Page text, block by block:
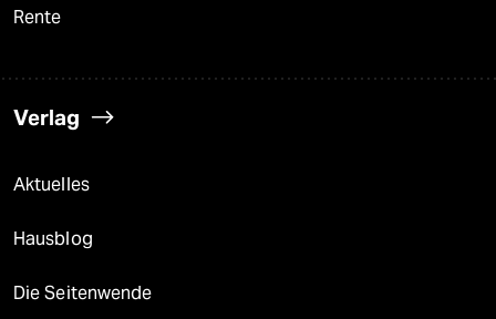
Rente
Verlag
Aktuelles
Hausblog
Die Seitenwende